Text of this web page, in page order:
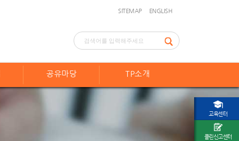
SITEMAP ENGLISH
공유마당 TP소개
교육센터
클린신고센터